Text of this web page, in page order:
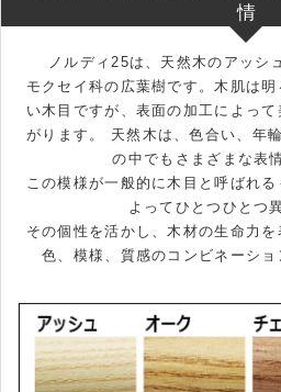
情
ノルディ25は、天然木のアッシ
モクセイ科の広葉樹です。木肌は
い木目ですが、表面の加工によっ
がります。 天然木は、色合い、年
の中でもさまざまな表
この模様が一般的に木目と呼ばれ
よってひとつひとつ
その個性を活かし、木材の生命力
色、模様、質感のコンビネーショ